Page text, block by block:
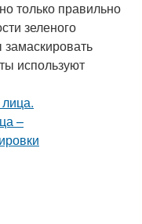
только правильно
зеленого
используют